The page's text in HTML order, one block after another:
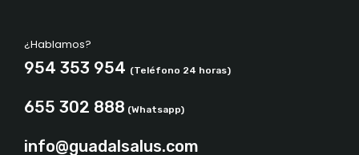
¿Hablamos?
954 353 954 (Teléfono 24 horas)
655 302 888 (Whatsapp)
info@guadalsalus.com